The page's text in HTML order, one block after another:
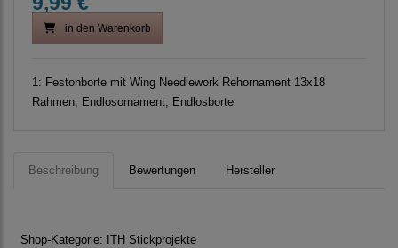
in den Warenkorb
1: Festonborte mit Wing Needlework Rehornament 13x18
Rahmen, Endlosornament, Endlosborte
Beschreibung Bewertungen Hersteller
Shop-Kategorie: ITH Stickprojekte